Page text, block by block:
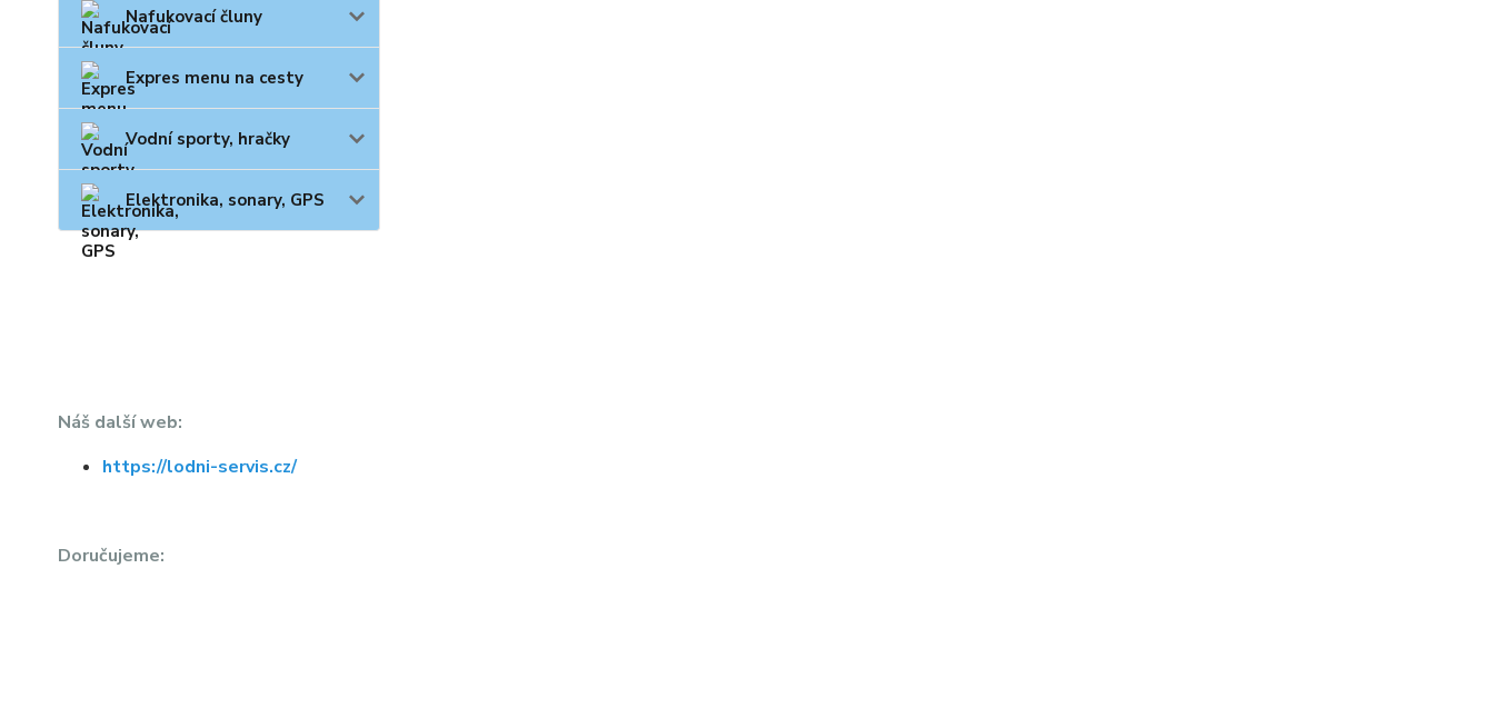
Nafukovací čluny
Expres menu na cesty
Vodní sporty, hračky
Elektronika, sonary, GPS
Náš další web:
https://lodni-servis.cz/
Doručujeme: